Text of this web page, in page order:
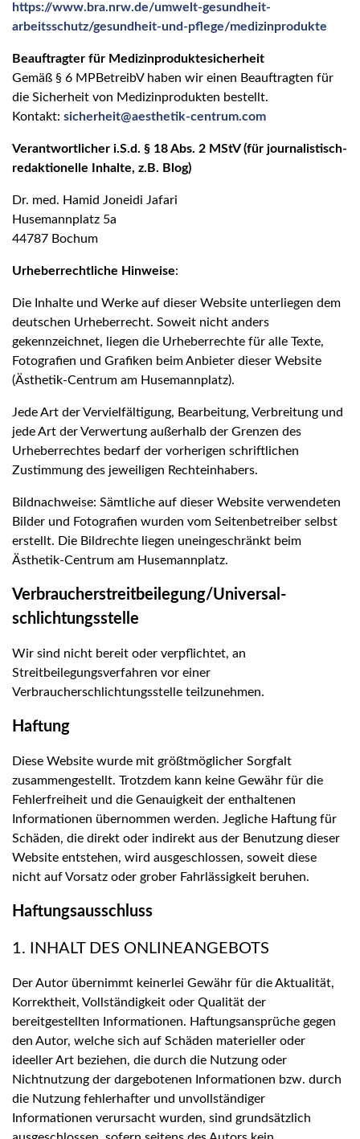
https://www.bra.nrw.de/umwelt-gesundheit-
arbeitsschutz/gesundheit-und-pflege/medizinprodukte
Beauftragter für Medizinproduktesicherheit
Gemäß § 6 MPBetreibV haben wir einen Beauftragten für
die Sicherheit von Medizinprodukten bestellt.
Kontakt: sicherheit@aesthetik-centrum.com
Verantwortlicher i.S.d. § 18 Abs. 2 MStV (für journalistisch-
redaktionelle Inhalte, z.B. Blog)
Dr. med. Hamid Joneidi Jafari
Husemannplatz 5a
44787 Bochum
Urheberrechtliche Hinweise:
Die Inhalte und Werke auf dieser Website unterliegen dem
deutschen Urheberrecht. Soweit nicht anders
gekennzeichnet, liegen die Urheberrechte für alle Texte,
Fotografien und Grafiken beim Anbieter dieser Website
(Ästhetik-Centrum am Husemannplatz).
Jede Art der Vervielfältigung, Bearbeitung, Verbreitung und
jede Art der Verwertung außerhalb der Grenzen des
Urheberrechtes bedarf der vorherigen schriftlichen
Zustimmung des jeweiligen Rechteinhabers.
Bildnachweise: Sämtliche auf dieser Website verwendeten
Bilder und Fotografien wurden vom Seitenbetreiber selbst
erstellt. Die Bildrechte liegen uneingeschränkt beim
Ästhetik-Centrum am Husemannplatz.
Verbraucher­streit­beilegung/Universal­
schlichtungs­stelle
Wir sind nicht bereit oder verpflichtet, an
Streitbeilegungsverfahren vor einer
Verbraucherschlichtungsstelle teilzunehmen.
Haftung
Diese Website wurde mit größtmöglicher Sorgfalt
zusammengestellt. Trotzdem kann keine Gewähr für die
Fehlerfreiheit und die Genauigkeit der enthaltenen
Informationen übernommen werden. Jegliche Haftung für
Schäden, die direkt oder indirekt aus der Benutzung dieser
Website entstehen, wird ausgeschlossen, soweit diese
nicht auf Vorsatz oder grober Fahrlässigkeit beruhen.
Haftungsausschluss
1. INHALT DES ONLINEANGEBOTS
Der Autor übernimmt keinerlei Gewähr für die Aktualität,
Korrektheit, Vollständigkeit oder Qualität der
bereitgestellten Informationen. Haftungsansprüche gegen
den Autor, welche sich auf Schäden materieller oder
ideeller Art beziehen, die durch die Nutzung oder
Nichtnutzung der dargebotenen Informationen bzw. durch
die Nutzung fehlerhafter und unvollständiger
Informationen verursacht wurden, sind grundsätzlich